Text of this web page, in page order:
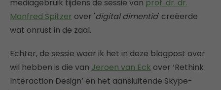
mediagebruik tijdens de sessie van prof. dr. dr.
Manfred Spitzer over 'digital dimentia' creëerde
wat onrust in de zaal.
Echter, de sessie waar ik het in deze blogpost over
wil hebben is die van Jeroen van Eck over ‘Rethink
Interaction Design’ en het aansluitende Skype-